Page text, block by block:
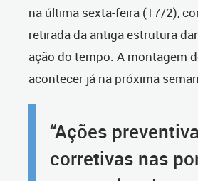
na última sexta-feira (17/2),
retirada da antiga estrutura
ação do tempo. A montagem
acontecer já na próxima
“Ações
corretivas nas